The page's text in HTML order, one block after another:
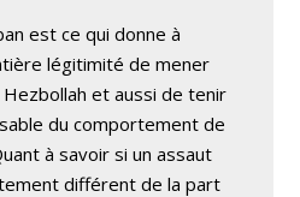
est ce qui donne à
légitimité de mener
et aussi de tenir
du comportement de
à savoir si un assaut
différent de la part